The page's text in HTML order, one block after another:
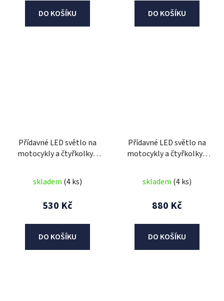
DO KOŠÍKU DO KOŠÍKU
Přídavné LED světlo na
motocykly a čtyřkolky -
skladem (4 ks)
530 Kč
DO KOŠÍKU
Přídavné LED světlo na
motocykly a čtyřkolky -
skladem (4 ks)
880 Kč
DO KOŠÍKU